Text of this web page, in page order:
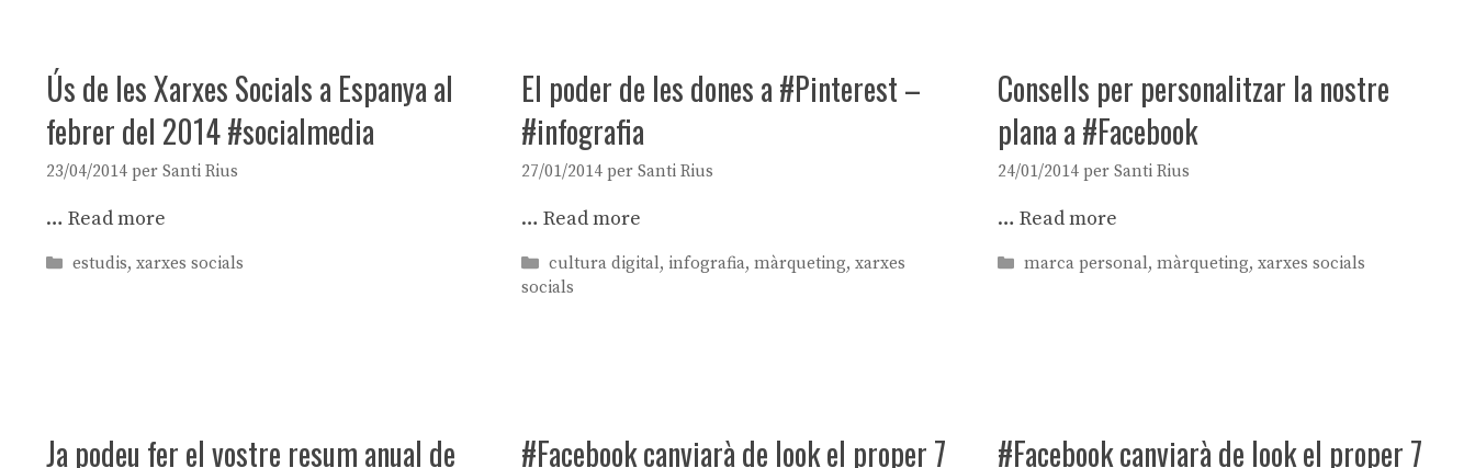
Ús de les Xarxes Socials a Espanya al
febrer del 2014 #socialmedia
23/04/2014 per Santi Rius
… Read more
Categories
estudis,xarxes socials
El poder de les dones a #Pinterest –
#infografia
27/01/2014 perSanti Rius
…Read more
Categories
cultura digital, infografia, màrqueting, xarxes
socials
Consells per personalitzar la nostre
plana a #Facebook
24/01/2014 per Santi Rius
… Read more
Categories
marca personal,màrqueting,xarxes socials
Ja podeu fer el vostre resum anual de
#Facebook canviarà de look el proper 7
#Facebook canviarà de look el proper 7